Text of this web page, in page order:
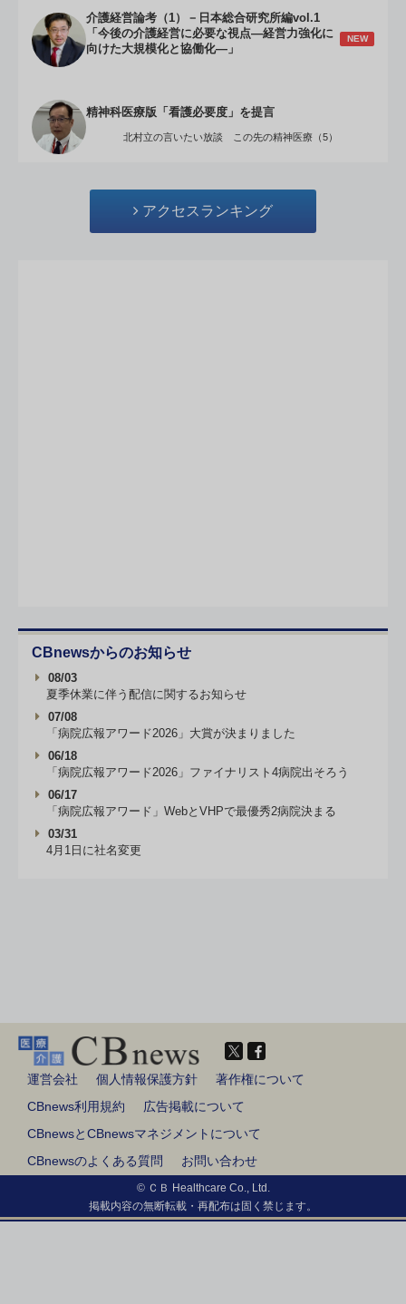
介護経営論考（1）－日本総合研究所編vol.1
「今後の介護経営に必要な視点―経営力強化に
向けた大規模化と協働化―」
NEW
精神科医療版「看護必要度」を提言
北村立の言いたい放談 この先の精神医療（5）
アクセスランキング
CBnewsからのお知らせ
08/03
夏季休業に伴う配信に関するお知らせ
07/08
「病院広報アワード2026」大賞が決まりました
06/18
「病院広報アワード2026」ファイナリスト4病院出そろう
06/17
「病院広報アワード」WebとVHPで最優秀2病院決まる
03/31
4月1日に社名変更
運営会社 個人情報保護方針
著作権について
CBnews利用規約
広告掲載について
CBnewsとCBnewsマネジメントについて
CBnewsのよくある質問
お問い合わせ
© ＣＢ Healthcare Co., Ltd.
掲載内容の無断転載・再配布は固く禁じます。